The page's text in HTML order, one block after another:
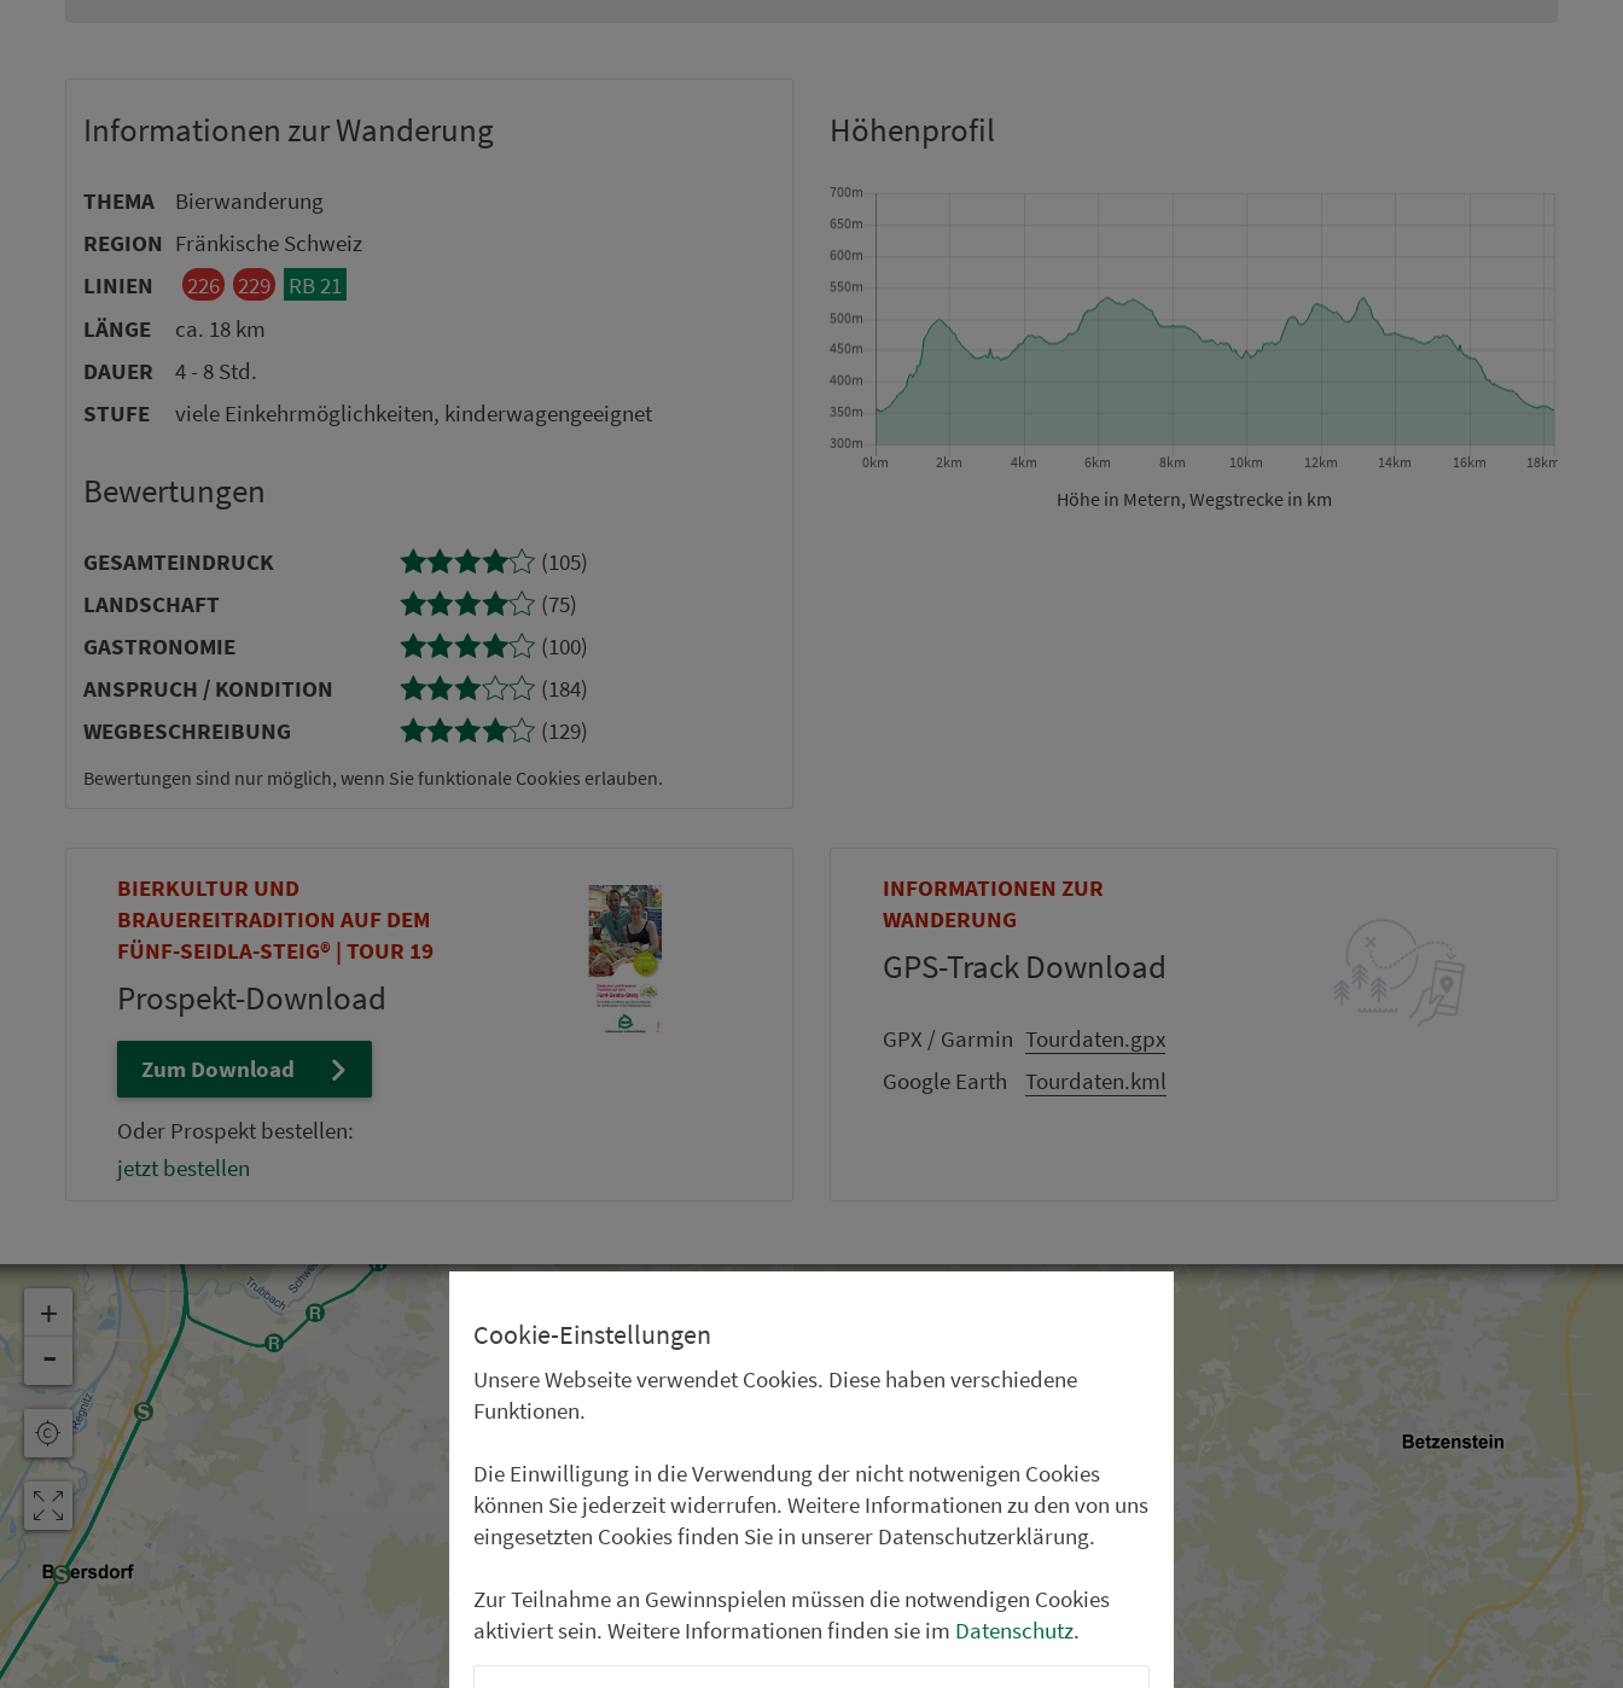
Informationen zur Wanderung
THEMA
Bierwanderung
REGION Fränkische Schweiz
LINIEN
226 229
RB 21
LÄNGE
ca. 18 km
DAUER
4 - 8 Std.
STUFE
viele Einkehrmöglichkeiten, kinderwagengeeignet
Bewertungen
GE­SAMTEINDRUCK
(105)
LANDSCHAFT
(75)
GASTRONOMIE
(100)
AN­SPRUCH / KONDITION
(184)
WEG­BE­SCHREI­BUNG
(129)
Bewertungen sind nur möglich, wenn Sie funktionale Cookies erlauben.
Höhenprofil
Höhe in Metern, Wegstrecke in km
BIERKULTUR UND
BRAUEREITRADITION AUF DEM
FÜNF-SEIDLA-STEIG® | TOUR 19
Prospekt-Download
Zum Download
Oder Prospekt bestellen:
jetzt bestellen
INFORMATIONEN ZUR
WANDERUNG
GPS-Track Download
GPX / Garmin Tourdaten.gpx
Google Earth
Tourdaten.kml
+
-
Klicken zum Zoomen
Cookie-Einstellungen
Unsere Webseite verwendet Cookies. Diese haben verschiedene
Funktionen.
Die Einwilligung in die Verwendung der nicht notwenigen Cookies
können Sie jederzeit widerrufen. Weitere Informationen zu den von uns
eingesetzten Cookies finden Sie in unserer Datenschutzerklärung.
Zur Teilnahme an Gewinnspielen müssen die notwendigen Cookies
aktiviert sein. Weitere Informationen finden sie im Datenschutz.